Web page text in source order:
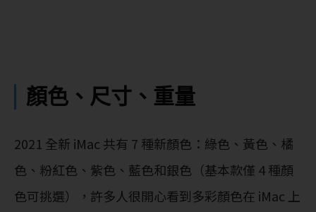
顏色、尺寸、重量
2021 全新 iMac 共有 7 種新顏色：綠色、黃色、橘
色、粉紅色、紫色、藍色和銀色（基本款僅 4 種顏
色可挑選），許多人很開心看到多彩顏色在 iMac 上